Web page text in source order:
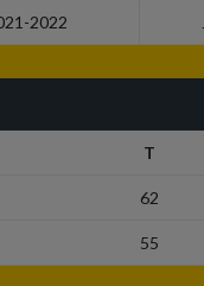
2022
T
62
55